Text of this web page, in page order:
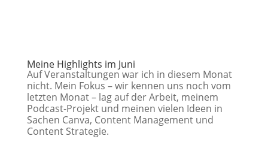
Meine Highlights im Juni
Auf Veranstaltungen war ich in diesem Monat
nicht. Mein Fokus – wir kennen uns noch vom
letzten Monat – lag auf der Arbeit, meinem
Podcast-Projekt und meinen vielen Ideen in
Sachen Canva, Content Management und
Content Strategie.